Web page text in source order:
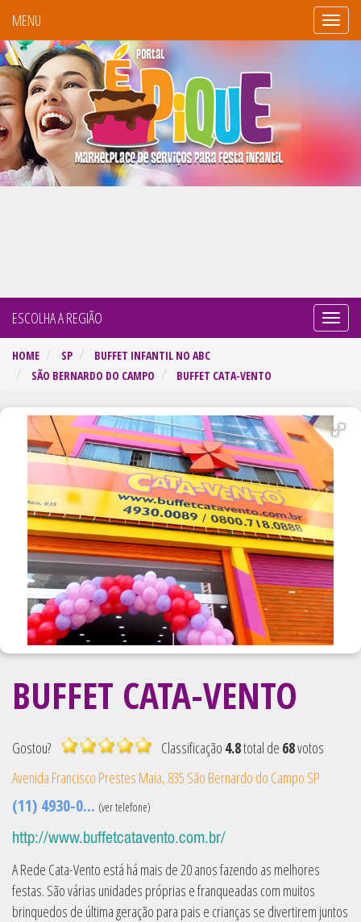
Portal
É
MENU
por
ESCOLHA A REGIÃO
HOME SP
BUFFET INFANTIL NO ABC
SÃO BERNARDO DO CAMPO
BUFFET CATA-VENTO
BUFFET CATA-VENTO
Gostou? Classificação 4.8total de 68votos
Avenida Francisco Prestes Maia, 835 São Bernardo do Campo SP
(11) 4930-0... (ver telefone)
http://www.buffetcatavento.com.br/
A Rede Cata-Vento está há mais de 20 anos fazendo as melhores
festas. São várias unidades próprias e franqueadas com muitos
brinquedos de última geração para pais e crianças se divertirem juntos